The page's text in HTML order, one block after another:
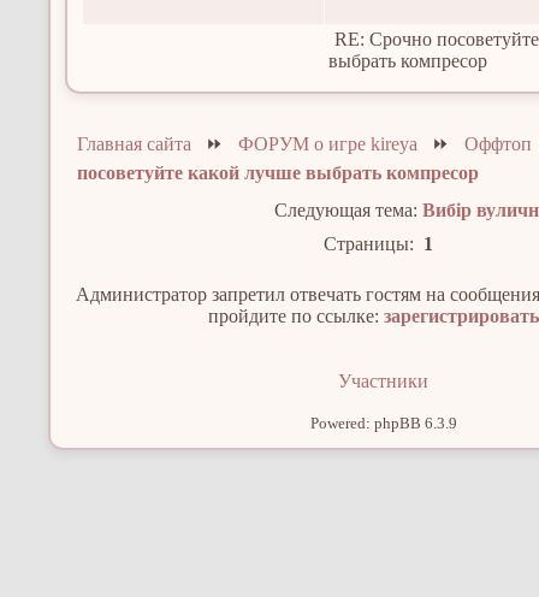
RE: Срочно
выбрать компресор
Главная сайта ⏩ФОРУМ о игре kireya ⏩Оффтоп
посоветуйте какой лучше выбрать компресор
Следующая тема:Вибір
Страницы: 1
Администратор запретил отвечать гостям на
пройдите по ссылке:
Участники
Powered: phpBB 6.3.9